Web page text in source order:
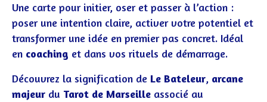
Une carte pour initier, oser et passer à l’action :
poser une intention claire, activer votre potentiel et
transformer une idée en premier pas concret. Idéal
en coaching et dans vos rituels de démarrage.
Découvrez la signification de Le Bateleur, arcane
majeur du Tarot de Marseille associé au